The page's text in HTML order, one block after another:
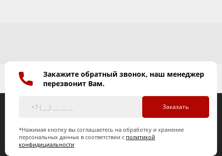
Закажите обратный звонок, наш менеджер
перезвонит Вам.
Заказать
*Нажимая кнопку вы соглашаетесь на обработку и хранение
персональных данных в соответствии с политикой
конфидициальности